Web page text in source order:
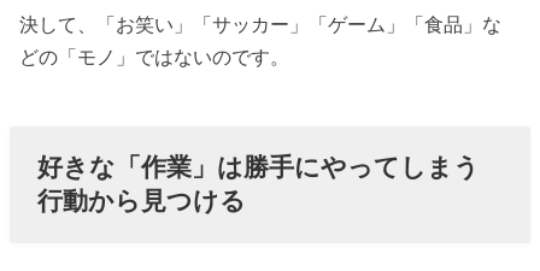
決して、「お笑い」「サッカー」「ゲーム」「食品」な
どの「モノ」ではないのです。
好きな「作業」は勝手にやってしまう
行動から見つける